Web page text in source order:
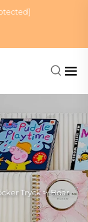
Tryck>Board book